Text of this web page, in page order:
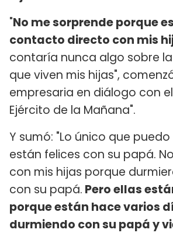
"No me sorprende porque
contacto directo con mis
contaría nunca algo sobre
que viven mis hijas",
empresaria en diálogo con el
Ejército de la Mañana".
Y sumó: "Lo único que
están felices con su papá.
con mis hijas porque
con su papá. Pero ellas
porque están hace varios
durmiendo con su papá y